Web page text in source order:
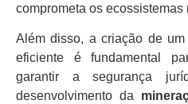
comprometa os ecossistemas
Além disso, a criação de
eficiente é fundamental
garantir a segurança
desenvolvimento da